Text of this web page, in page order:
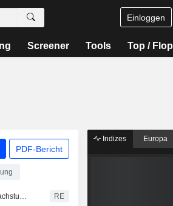
Einloggen
Screener Tools Top / Flop
PDF-Bericht
Zalando enttäuscht mit mauem Wachstum und Ausblick RE
Indizes Europa